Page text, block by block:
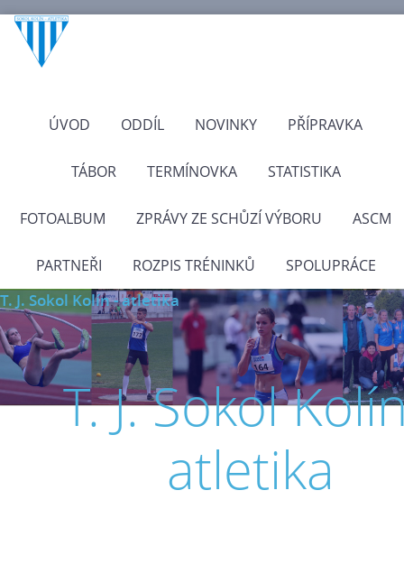
ÚVOD ODDÍL NOVINKY PŘÍPRAVKA
TÁBOR TERMÍNOVKA STATISTIKA
FOTOALBUM ZPRÁVY ZE SCHŮZÍ VÝBORU ASCM
PARTNEŘI ROZPIS TRÉNINKŮ SPOLUPRÁCE
T. J. Sokol Kolín - atletika
T. J. Sokol
atletika